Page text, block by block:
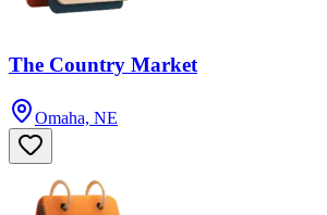
The Country Market
Omaha, NE